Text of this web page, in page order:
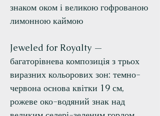
знаком оком і великою гофрованою
лимонною каймою
Jeweled for Royalty —
багаторівнева композиція з трьох
виразних кольорових зон: темно-
червона основа квітки 19 см,
рожеве око-водяний знак над